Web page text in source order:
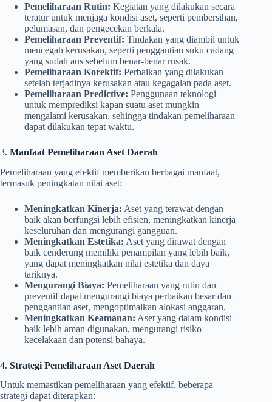
Pemeliharaan Rutin: Kegiatan yang dilakukan secara
teratur untuk menjaga kondisi aset, seperti pembersihan,
pelumasan, dan pengecekan berkala.
Pemeliharaan Preventif: Tindakan yang diambil untuk
mencegah kerusakan, seperti penggantian suku cadang
yang sudah aus sebelum benar-benar rusak.
Pemeliharaan Korektif: Perbaikan yang dilakukan
setelah terjadinya kerusakan atau kegagalan pada aset.
Pemeliharaan Predictive: Penggunaan teknologi
untuk memprediksi kapan suatu aset mungkin
mengalami kerusakan, sehingga tindakan pemeliharaan
dapat dilakukan tepat waktu.
3. Manfaat Pemeliharaan Aset Daerah
Pemeliharaan yang efektif memberikan berbagai manfaat,
termasuk peningkatan nilai aset:
Meningkatkan Kinerja: Aset yang terawat dengan
baik akan berfungsi lebih efisien, meningkatkan kinerja
keseluruhan dan mengurangi gangguan.
Meningkatkan Estetika: Aset yang dirawat dengan
baik cenderung memiliki penampilan yang lebih baik,
yang dapat meningkatkan nilai estetika dan daya
tariknya.
Mengurangi Biaya: Pemeliharaan yang rutin dan
preventif dapat mengurangi biaya perbaikan besar dan
penggantian aset, mengoptimalkan alokasi anggaran.
Meningkatkan Keamanan: Aset yang dalam kondisi
baik lebih aman digunakan, mengurangi risiko
kecelakaan dan potensi bahaya.
4. Strategi Pemeliharaan Aset Daerah
Untuk memastikan pemeliharaan yang efektif, beberapa
strategi dapat diterapkan: